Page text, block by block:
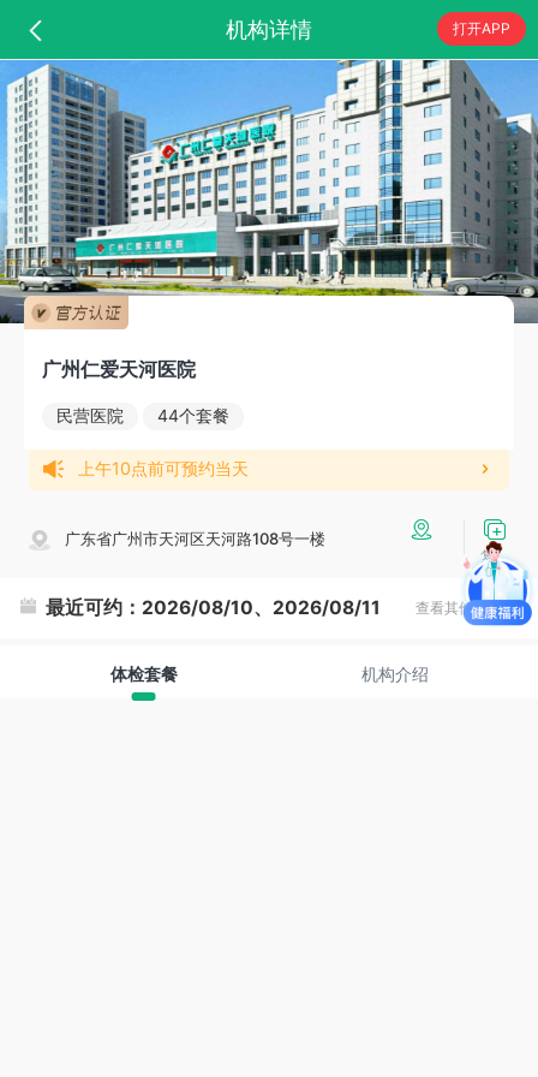
机构详情 打开APP
广州仁爱天河医院
民营医院 44个套餐
上午10点前可预约当天
广东省广州市天河区天河路108号一楼
复
制
最近可约： 2026/08/10、2026/08/11 查看其他时间
体检套餐 机构介绍